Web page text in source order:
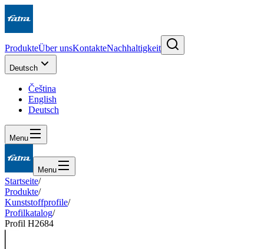
ProdukteÜber unsKontakteNachhaltigkeit
Deutsch
Čeština
English
Deutsch
Menu
Menu
Startseite/
Produkte/
Kunststoffprofile/
Profilkatalog/
Profil H2684